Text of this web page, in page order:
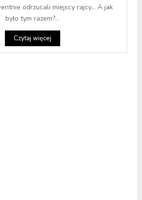
odrzucali miejscy rajcy… A jak
było tym razem?...
Czytaj więcej